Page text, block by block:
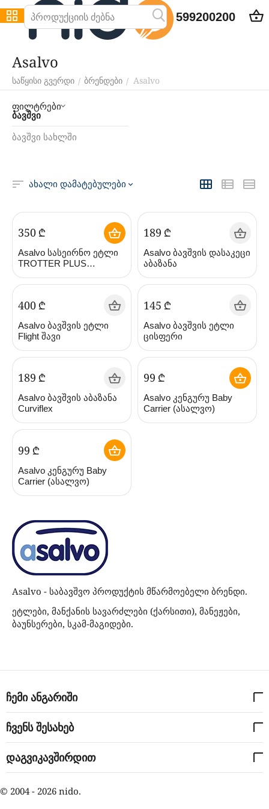
599200200
Asalvo
საწყისი გვერდი / ბრენდები / Asalvo
ფილტრები
Asalvo - საბავშვო პროდუქტის მწარმოებელი ბრენდი.
ეტლები, მანქანის სავარძლები (ქარსითი), მანეჟები,
ბაუნსერები, სკამ-მაგიდები.
ბავშვი
ბავშვი სახლში
ახალი დამატებულები
‍350‍₾
Asalvo სასეირნო ეტლი
TROTTER PLUS
‍189‍ ₾
Asalvo ბავშვის დასაკეცი
აბაზანა
‍400‍ ₾
Asalvo ბავშვის ეტლი
Flight შავი
‍145‍ ₾
Asalvo ბავშვის ეტლი
ცისფერი
‍189‍ ₾
Asalvo ბავშვის აბაზანა
Curviflex
‍99‍ ₾
Asalvo კენგურუ Baby
Carrier (ასალვო)
‍99‍ ₾
Asalvo კენგურუ Baby
Carrier (ასალვო)
ჩემი ანგარიში
ჩვენს შესახებ
დაგვიკავშირდით
© 2004 - 2026 nido.